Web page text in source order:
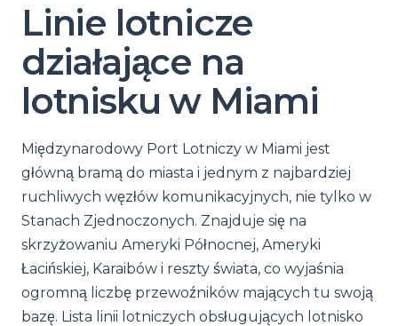
Linie lotnicze
działające na
lotnisku w Miami
Międzynarodowy Port Lotniczy w Miami jest
główną bramą do miasta i jednym z najbardziej
ruchliwych węzłów komunikacyjnych, nie tylko w
Stanach Zjednoczonych. Znajduje się na
skrzyżowaniu Ameryki Północnej, Ameryki
Łacińskiej, Karaibów i reszty świata, co wyjaśnia
ogromną liczbę przewoźników mających tu swoją
bazę. Lista linii lotniczych obsługujących lotnisko